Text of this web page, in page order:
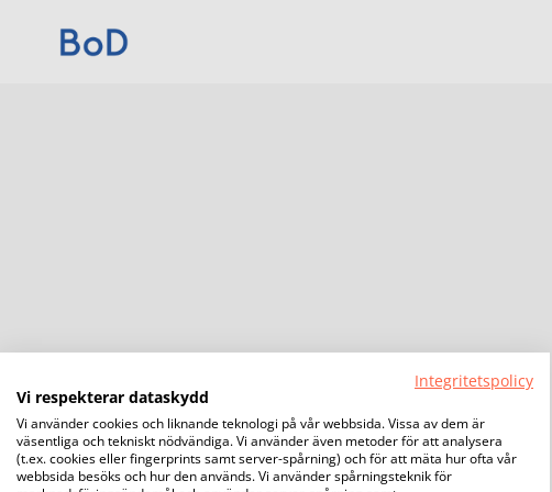
Integritetspolicy
Vi respekterar dataskydd
Vi använder cookies och liknande teknologi på vår webbsida. Vissa av dem är
väsentliga och tekniskt nödvändiga. Vi använder även metoder för att analysera
(t.ex. cookies eller fingerprints samt server-spårning) och för att mäta hur ofta vår
webbsida besöks och hur den används. Vi använder spårningsteknik för